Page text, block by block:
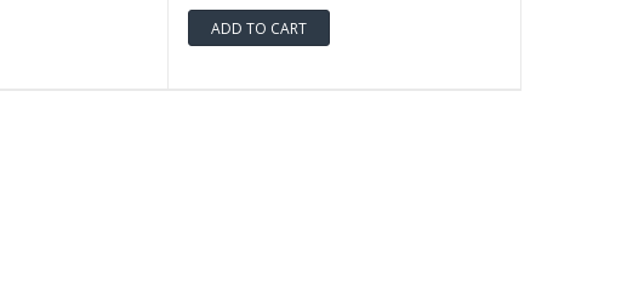
ADD TO CART